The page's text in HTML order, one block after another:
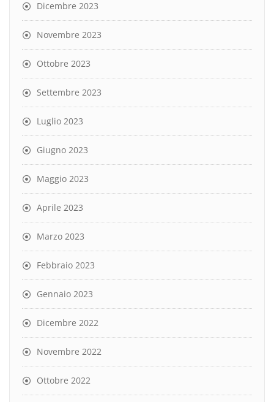
Dicembre 2023
Novembre 2023
Ottobre 2023
Settembre 2023
Luglio 2023
Giugno 2023
Maggio 2023
Aprile 2023
Marzo 2023
Febbraio 2023
Gennaio 2023
Dicembre 2022
Novembre 2022
Ottobre 2022